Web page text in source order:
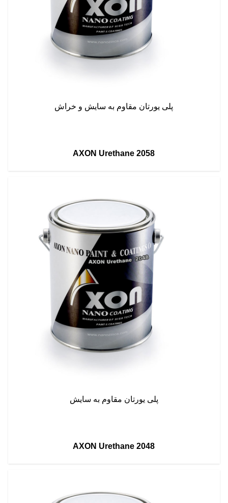
پلی یورتان مقاوم به سایش و خراش
AXON Urethane 2058
پلی یورتان مقاوم به سایش
AXON Urethane 2048